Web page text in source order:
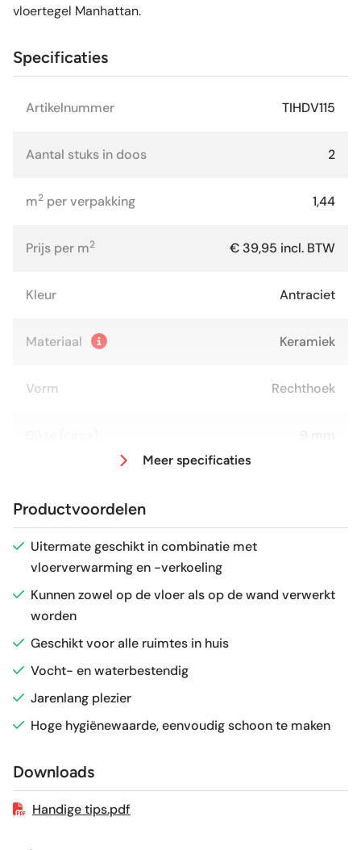
vloertegel Manhattan.
Specificaties
Artikelnummer TIHDV115
Aantal stuks in doos 2
m2 per verpakking 1,44
Prijs per m2 € 39,95 incl. BTW
Kleur Antraciet
Materiaal Keramiek
Vorm Rechthoek
Glans / Mat Glans
Gerectificeerd
Vorstbestendig
Sortering
Craquelé Nee
Geschikt voor vloerverwarming
Meer specificaties
Productvoordelen
Uitermate geschikt in combinatie met
vloerverwarming en -verkoeling
Kunnen zowel op de vloer als op de wand verwerkt
worden
Geschikt voor alle ruimtes in huis
Vocht- en waterbestendig
Jarenlang plezier
Hoge hygiënewaarde, eenvoudig schoon te maken
Downloads
Handige tips.pdf